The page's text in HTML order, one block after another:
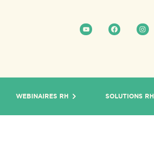
WEBINAIRES RH SOLUTIONS RH